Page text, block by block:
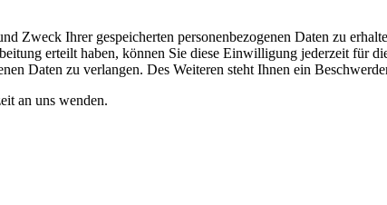
Zweck Ihrer gespeicherten personenbezogenen Daten zu
erteilt haben, können Sie diese Einwilligung jederzeit für
Daten zu verlangen. Des Weiteren steht Ihnen ein
an uns wenden.